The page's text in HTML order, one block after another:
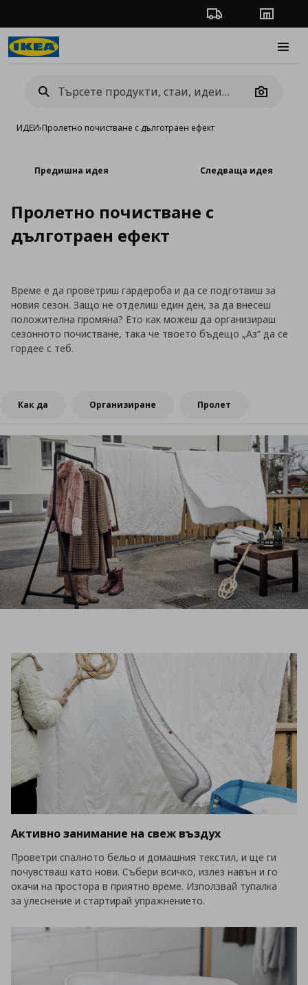
Проследяване на
Camera
ИДЕИ›Пролетно почистване с дълготраен ефект
Предишна идея Следваща идея
Пролетно почистване с
дълготраен ефект
Време е да проветриш гардероба и да се подготвиш за
новия сезон. Защо не отделиш един ден, за да внесеш
положителна промяна? Ето как можеш да организираш
сезонното почистване, така че твоето бъдещо „Аз“ да се
гордее с теб.
Как да Организиране Пролет
Активно занимание на свеж въздух
Проветри спалното бельо и домашния текстил, и ще ги
почувстваш като нови. Събери всичко, излез навън и го
окачи на простора в приятно време. Използвай тупалка
за улеснение и стартирай упражнението.